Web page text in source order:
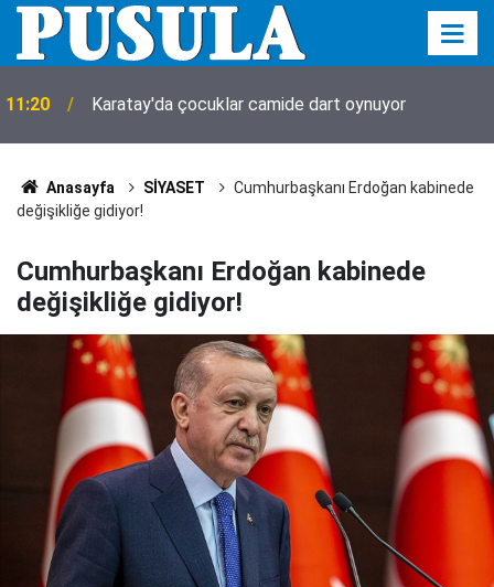
11:20 Karatay'da çocuklar camide dart oynuyor
Anasayfa SİYASET
Cumhurbaşkanı Erdoğan kabinede
değişikliğe gidiyor!
Cumhurbaşkanı Erdoğan kabinede
değişikliğe gidiyor!